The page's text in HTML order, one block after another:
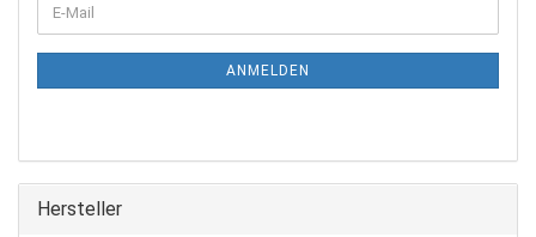
ZUR
E-
Mail
ANMELDEN
Hersteller